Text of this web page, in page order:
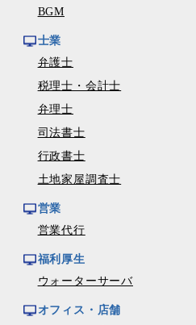
BGM
士業
弁護士
税理士・会計士
弁理士
司法書士
行政書士
土地家屋調査士
営業
営業代行
福利厚生
ウォーターサーバ
オフィス・店舗